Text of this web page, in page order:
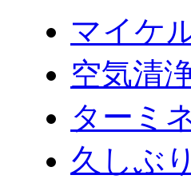
マイケ
空気清
ターミ
久しぶ